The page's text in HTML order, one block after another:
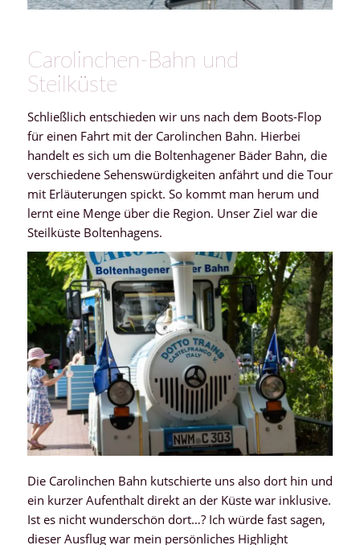
Carolinchen-Bahn und
Steilküste
Schließlich entschieden wir uns nach dem Boots-Flop
für einen Fahrt mit der Carolinchen Bahn. Hierbei
handelt es sich um die Boltenhagener Bäder Bahn, die
verschiedene Sehenswürdigkeiten anfährt und die Tour
mit Erläuterungen spickt. So kommt man herum und
lernt eine Menge über die Region. Unser Ziel war die
Steilküste Boltenhagens.
Die Carolinchen Bahn kutschierte uns also dort hin und
ein kurzer Aufenthalt direkt an der Küste war inklusive.
Ist es nicht wunderschön dort…? Ich würde fast sagen,
dieser Ausflug war mein persönliches Highlight